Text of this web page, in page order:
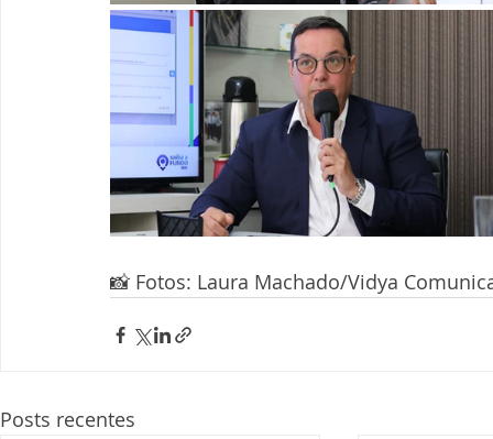
📸 Fotos: Laura Machado/Vidya
Posts recentes